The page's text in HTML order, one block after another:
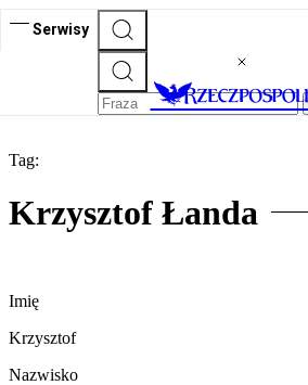
Serwisy
Tag:
Krzysztof Łanda
Imię
Krzysztof
Nazwisko